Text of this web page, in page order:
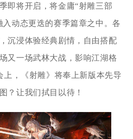
即将开启，将金庸“射雕三部
入动态更迭的赛季篇章之中。各
沉浸体验经典剧情，自由搭配
又一场武林大战，影响江湖格
上，《射雕》将奉上新版本先导
？让我们拭目以待！